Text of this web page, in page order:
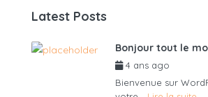
Latest Posts
Bonjour tout le
4 ans ago
Bienvenue sur